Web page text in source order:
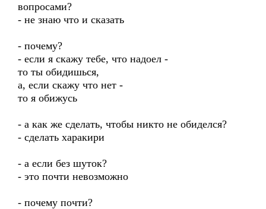
вопросами?
- не знаю что и сказать
- почему?
- если я скажу тебе, что надоел -
то ты обидишься,
а, если скажу что нет -
то я обижусь
- а как же сделать, чтобы никто не обиделся?
- сделать харакири
- а если без шуток?
- это почти невозможно
- почему почти?